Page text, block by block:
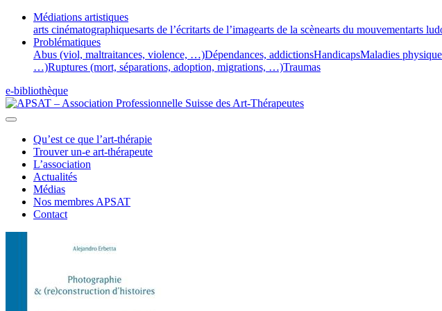
Médiations artistiques
arts cinématographiquesarts de l’écritarts de l’imagearts de la scènearts du mouvementarts
Problématiques
Abus (viol, maltraitances, violence, …)Dépendances, addictionsHandicapsMaladies
…)Ruptures (mort, séparations, adoption, migrations, …)Traumas
e-bibliothèque
Qu’est ce que l’art-thérapie
Trouver un-e art-thérapeute
L’association
Actualités
Médias
Nos membres APSAT
Contact